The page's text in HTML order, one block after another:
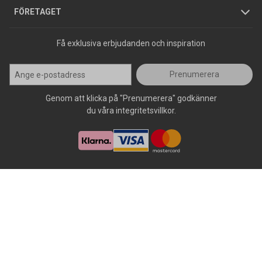
FÖRETAGET
Press
Få exklusiva erbjudanden och inspiration
Prenumerera
Genom att klicka på "Prenumerera" godkänner
du våra integritetsvillkor.